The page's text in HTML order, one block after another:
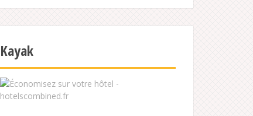
Kayak